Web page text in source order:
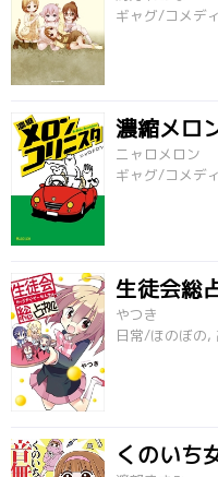
ギャグ/コメデ
濃縮メロ
ニャロメロン
ギャグ/コメデ
生徒会総
やつき
日常/ほのぼの,
くのいち